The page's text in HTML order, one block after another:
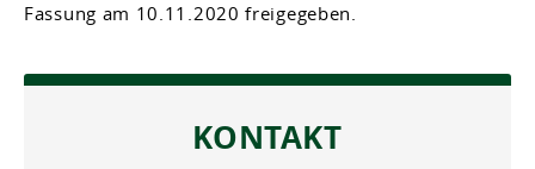
Fassung am 10.11.2020 freigegeben.
KONTAKT